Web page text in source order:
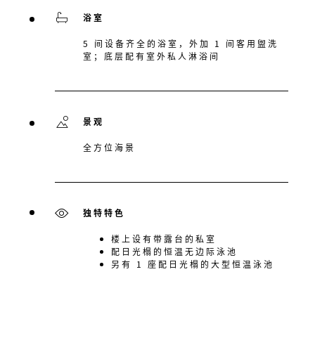
浴室
5 间设备齐全的浴室，外加 1 间客用盥洗
室；底层配有室外私人淋浴间
景观
全方位海景
独特特色
楼上设有带露台的私室
配日光榻的恒温无边际泳池
另有 1 座配日光榻的大型恒温泳池